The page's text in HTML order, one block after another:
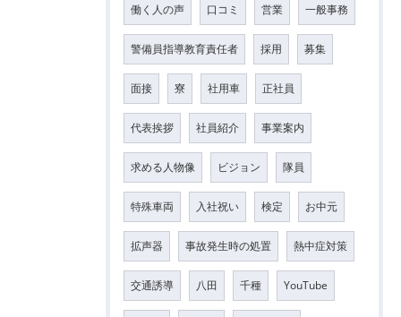
働く人の声 口コミ 営業 一般事務
警備員指導教育責任者 採用 募集
面接 寮 社用車 正社員
代表挨拶 社員紹介 事業案内
求める人物像 ビジョン 隊員
特殊車両 入社祝い 検定 お中元
拡声器 事故発生時の処置 熱中症対策
交通誘導 八田 千種 YouTube